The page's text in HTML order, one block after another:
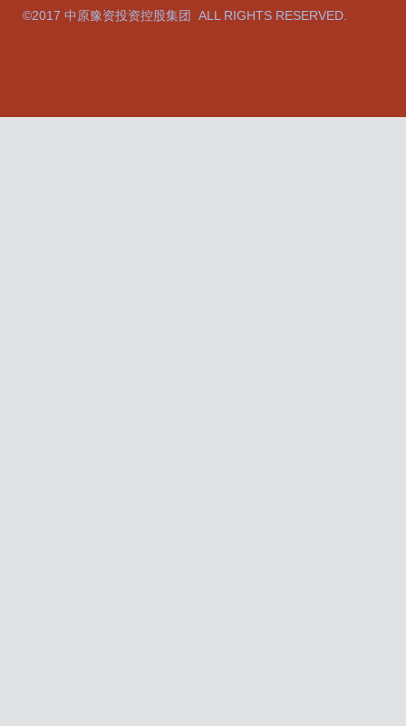
©2017 中原豫资投资控股集团 ALL RIGHTS RESERVED.